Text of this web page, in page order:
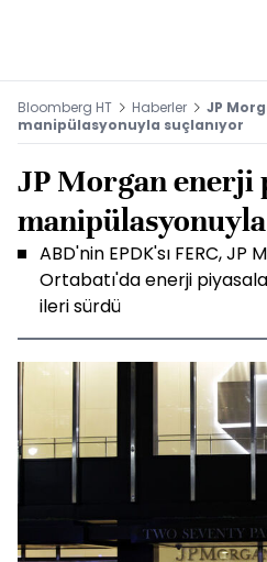
Bloomberg HT Haberler
JP
manipülasyonuyla suçlanıyor
JP Morgan enerji
ABD'nin EPDK'sı FERC,
Ortabatı'da enerji
ileri sürdü